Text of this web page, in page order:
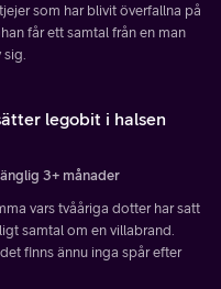
som har blivit överfallna på
får ett samtal från en man
legobit i halsen
3+ månader
vars tvååriga dotter har satt
samtal om en villabrand.
finns ännu inga spår efter